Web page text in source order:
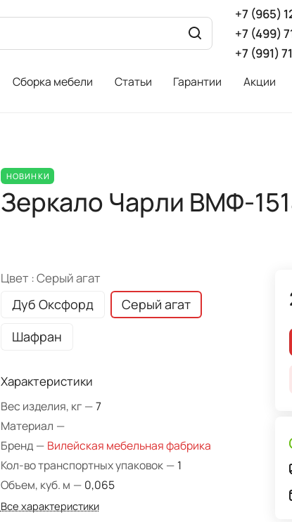
+7 (965)
+7 (499)
+7 (991)
Сборка мебели Статьи Гарантии Акции
НОВИНКИ
Зеркало Чарли ВМФ-
Цвет :Серый агат
Дуб Оксфорд
Серый агат
Шафран
Характеристики
Вес изделия, кг —7
Материал —
Бренд — Вилейская мебельная фабрика
Кол-во транспортных упаковок — 1
Объем, куб. м — 0,065
Все характеристики